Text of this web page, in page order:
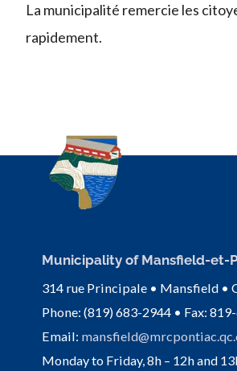
La municipalité remercie les
rapidement.
Municipality of Mansfield-et-
314 rue Principale • Mansfield •
Phone: (819) 683-2944 • Fax:
Email:
Monday to Friday, 8h – 12h and